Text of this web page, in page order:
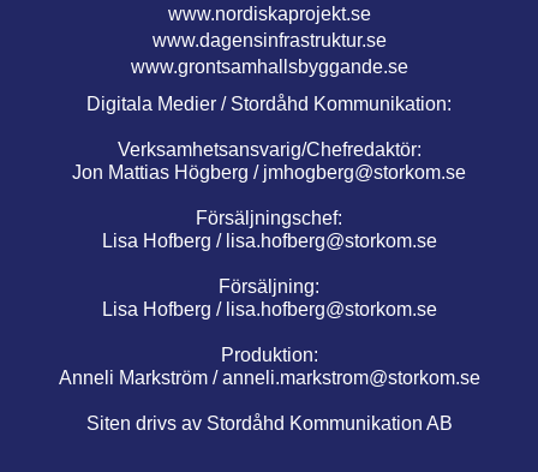
www.nordiskaprojekt.se
www.dagensinfrastruktur.se
www.grontsamhallsbyggande.se
Digitala Medier / Stordåhd Kommunikation:
Verksamhetsansvarig/Chefredaktör:
Jon Mattias Högberg / jmhogberg@storkom.se
Försäljningschef:
Lisa Hofberg / lisa.hofberg@storkom.se
Försäljning:
Lisa Hofberg / lisa.hofberg@storkom.se
Produktion:
Anneli Markström /anneli.markstrom@storkom.se
Siten drivs av Stordåhd Kommunikation AB